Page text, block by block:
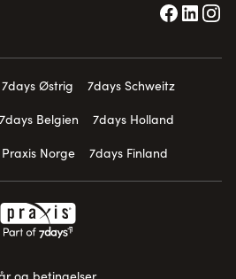
7days Østrig
7days Schweitz
7days Belgien
7days Holland
Praxis Norge 7days Finland